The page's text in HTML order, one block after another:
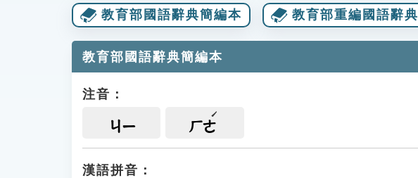
教育部國語辭典簡編本 教育部重編國語辭
教育部國語辭典簡編本
注音：
ㄐㄧ ㄏㄜ
漢語拼音：